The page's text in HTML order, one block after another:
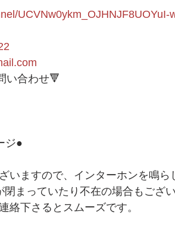
UCVNw0ykm_OJHNJF8UOYuI-
い合わせ🔻
ジ●
いますので、インターホンを鳴
閉まっていたり不在の場合もござ
絡下さるとスムーズです。